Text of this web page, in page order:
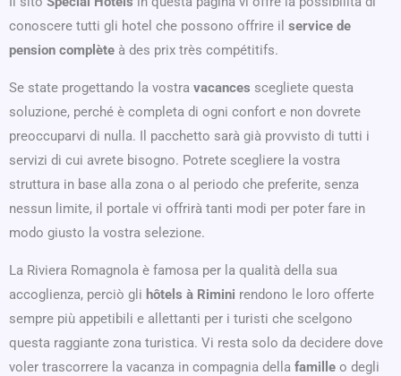
conoscere tutti gli hotel che possono offrire il service de
pension complète à des prix très compétitifs.
Se state progettando la vostra vacances scegliete questa
soluzione, perché è completa di ogni confort e non dovrete
preoccuparvi di nulla. Il pacchetto sarà già provvisto di tutti i
servizi di cui avrete bisogno. Potrete scegliere la vostra
struttura in base alla zona o al periodo che preferite, senza
nessun limite, il portale vi offrirà tanti modi per poter fare in
modo giusto la vostra selezione.
La Riviera Romagnola è famosa per la qualità della sua
accoglienza, perciò gli hôtels à Rimini rendono le loro offerte
sempre più appetibili e allettanti per i turisti che scelgono
questa raggiante zona turistica. Vi resta solo da decidere dove
voler trascorrere la vacanza in compagnia della famille o degli